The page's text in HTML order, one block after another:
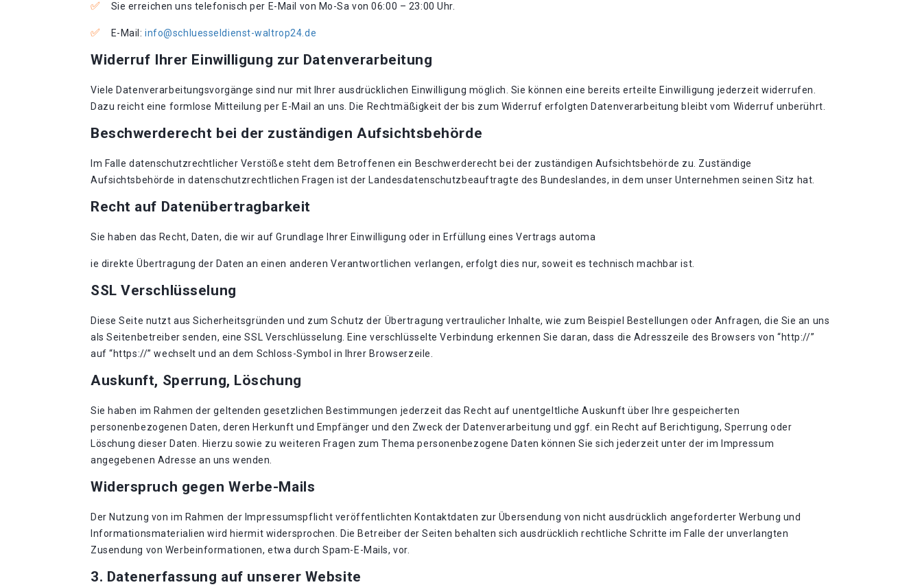
Sie erreichen uns telefonisch per E-Mail von Mo-Sa von 06:00 – 23:00 Uhr.
E-Mail:info@schluesseldienst-waltrop24.de
Widerruf Ihrer Einwilligung zur Datenverarbeitung
Viele Datenverarbeitungsvorgänge sind nur mit Ihrer ausdrücklichen Einwilligung möglich. Sie können eine bereits erteilte Einwilligung jederzeit widerrufen.
Dazu reicht eine formlose Mitteilung per E-Mail an uns. Die Rechtmäßigkeit der bis zum Widerruf erfolgten Datenverarbeitung bleibt vom Widerruf unberührt.
Beschwerderecht bei der zuständigen Aufsichtsbehörde
Im Falle datenschutzrechtlicher Verstöße steht dem Betroffenen ein Beschwerderecht bei der zuständigen Aufsichtsbehörde zu. Zuständige
Aufsichtsbehörde in datenschutzrechtlichen Fragen ist der Landesdatenschutzbeauftragte des Bundeslandes, in dem unser Unternehmen seinen Sitz hat.
Recht auf Datenübertragbarkeit
Sie haben das Recht, Daten, die wir auf Grundlage Ihrer Einwilligung oder in Erfüllung eines Vertrags automa
ie direkte Übertragung der Daten an einen anderen Verantwortlichen verlangen, erfolgt dies nur, soweit es technisch machbar ist.
SSL Verschlüsselung
Diese Seite nutzt aus Sicherheitsgründen und zum Schutz der Übertragung vertraulicher Inhalte, wie zum Beispiel Bestellungen oder Anfragen, die Sie an uns
als Seitenbetreiber senden, eine SSL Verschlüsselung. Eine verschlüsselte Verbindung erkennen Sie daran, dass die Adresszeile des Browsers von “http://”
auf “https://” wechselt und an dem Schloss-Symbol in Ihrer Browserzeile.
Auskunft, Sperrung, Löschung
Sie haben im Rahmen der geltenden gesetzlichen Bestimmungen jederzeit das Recht auf unentgeltliche Auskunft über Ihre gespeicherten
personenbezogenen Daten, deren Herkunft und Empfänger und den Zweck der Datenverarbeitung und ggf. ein Recht auf Berichtigung, Sperrung oder
Löschung dieser Daten. Hierzu sowie zu weiteren Fragen zum Thema personenbezogene Daten können Sie sich jederzeit unter der im Impressum
angegebenen Adresse an uns wenden.
Widerspruch gegen Werbe-Mails
Der Nutzung von im Rahmen der Impressumspflicht veröffentlichten Kontaktdaten zur Übersendung von nicht ausdrücklich angeforderter Werbung und
Informationsmaterialien wird hiermit widersprochen. Die Betreiber der Seiten behalten sich ausdrücklich rechtliche Schritte im Falle der unverlangten
Zusendung von Werbeinformationen, etwa durch Spam-E-Mails, vor.
3. Datenerfassung auf unserer Website